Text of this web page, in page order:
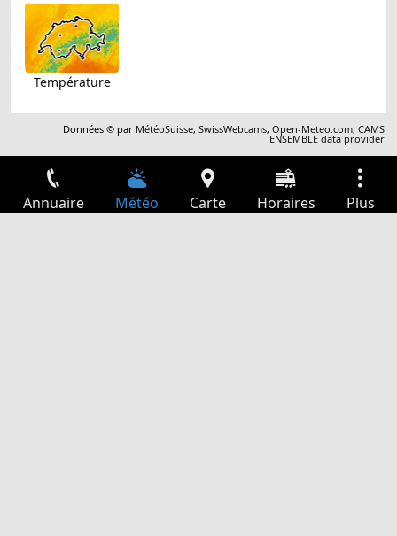
Température
Données © par MétéoSuisse,SwissWebcams,Open-Meteo.com,CAMS
ENSEMBLE data provider
Annuaire Météo Carte Horaires Plus